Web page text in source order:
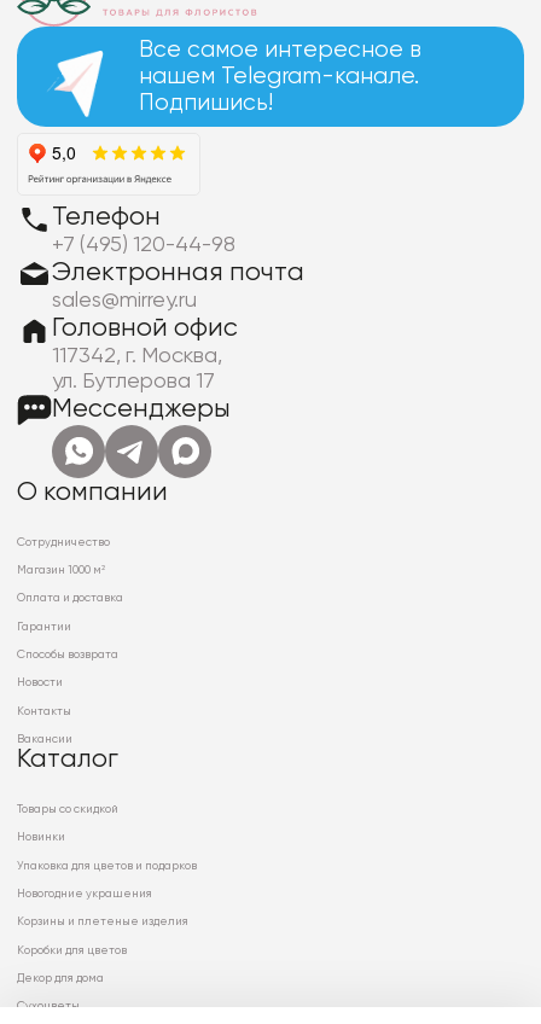
Все самое интересное в
нашем Telegram-канале.
Подпишись!
Телефон
+7 (495) 120-44-98
Электронная почта
sales@mirrey.ru
Головной офис
117342, г. Москва,
ул. Бутлерова 17
Мессенджеры
О компании
Сотрудничество
Магазин 1000 м²
Оплата и доставка
Гарантии
Способы возврата
Новости
Контакты
Вакансии
Каталог
Товары со скидкой
Новинки
Упаковка для цветов и подарков
Новогодние украшения
Корзины и плетеные изделия
Коробки для цветов
Декор для дома
Сухоцветы